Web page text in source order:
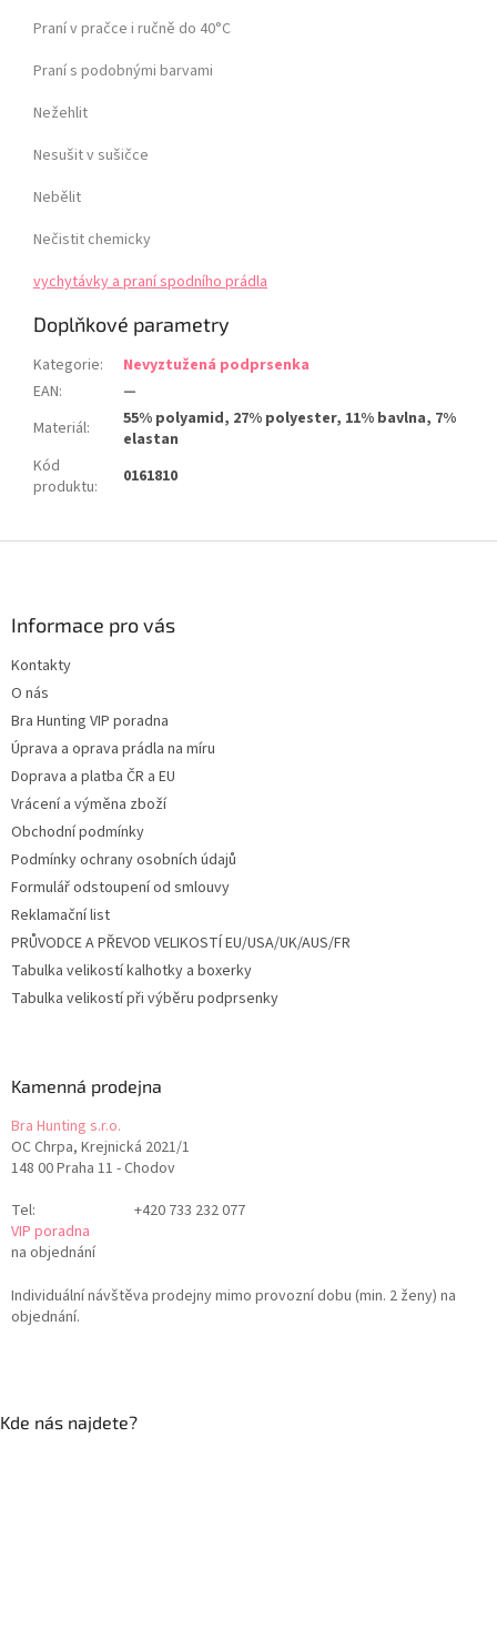
Praní v pračce i ručně do 40°C
Praní s podobnými barvami
Nežehlit
Nesušit v sušičce
Nebělit
Nečistit chemicky
vychytávky a praní spodního prádla
Doplňkové parametry
Kategorie:
Nevyztužená podprsenka
EAN:
—
Materiál:
55% polyamid, 27% polyester, 11% bavlna, 7%
elastan
Kód
produktu: 0161810
Informace pro vás
Kontakty
O nás
Bra Hunting VIP poradna
Úprava a oprava prádla na míru
Doprava a platba ČR a EU
Vrácení a výměna zboží
Obchodní podmínky
Podmínky ochrany osobních údajů
Formulář odstoupení od smlouvy
Reklamační list
PRŮVODCE A PŘEVOD VELIKOSTÍ EU/USA/UK/AUS/FR
Tabulka velikostí kalhotky a boxerky
Tabulka velikostí při výběru podprsenky
Kamenná prodejna
Bra Hunting s.r.o.
OC Chrpa, Krejnická 2021/1
148 00 Praha 11 - Chodov
Tel:
+420 733 232 077
VIP poradna
na objednání
Individuální návštěva prodejny mimo provozní dobu (min. 2 ženy) na
objednání.
Kde nás najdete?